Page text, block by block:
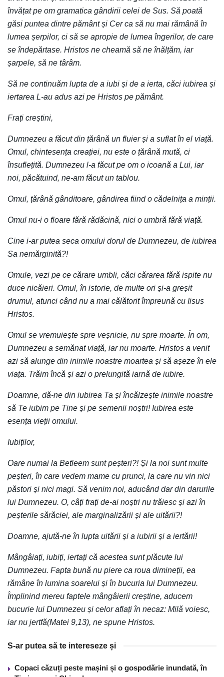
învățat pe om gramatica gândirii celei de Sus. Să poată
găsi puntea dintre pământ și Cer ca să nu mai rămână în
lumea șerpilor, ci să se apropie de lumea îngerilor, de care
se îndepărtase. Hristos ne cheamă să ne înălțăm, iar
șarpele, să ne târâm.
Să ne continuăm lupta de a iubi și de a ierta, căci iubirea și
iertarea L-au adus azi pe Hristos pe pământ.
Frați creștini,
Dumnezeu a făcut din țărână un fluier și a suflat în el viață.
Omul, chintesența creației, nu este o țărână mută, ci
însuflețită. Dumnezeu l-a făcut pe om o icoană a Lui, iar
noi, păcătuind, ne-am făcut un tablou.
Omul, țărână gânditoare, gândirea fiind o cădelnița a minții.
Omul nu-i o floare fără rădăcină, nici o umbră fără viață.
Cine i-ar putea seca omului dorul de Dumnezeu, de iubirea
Sa nemărginită?!
Omule, vezi pe ce cărare umbli, căci cărarea fără ispite nu
duce nicăieri. Omul, în istorie, de multe ori și-a greșit
drumul, atunci când nu a mai călătorit împreună cu Iisus
Hristos.
Omul se vremuiește spre veșnicie, nu spre moarte. În om,
Dumnezeu a semănat viață, iar nu moarte. Hristos a venit
azi să alunge din inimile noastre moartea și să așeze în ele
viața. Trăim încă și azi o prelungită iarnă de iubire.
Doamne, dă-ne din iubirea Ta și încălzește inimile noastre
să Te iubim pe Tine și pe semenii noștri! Iubirea este
esența vieții omului.
Iubiților,
Oare numai la Betleem sunt peșteri?! Și la noi sunt multe
peșteri, în care vedem mame cu prunci, la care nu vin nici
păstori și nici magi. Să venim noi, aducând dar din darurile
lui Dumnezeu. O, câți frați de-ai noștri nu trăiesc și azi în
peșterile sărăciei, ale marginalizării și ale uitării?!
Doamne, ajută-ne în lupta uitării și a iubirii și a iertării!
Mângâiați, iubiți, iertați că acestea sunt plăcute lui
Dumnezeu. Fapta bună nu piere ca roua dimineții, ea
rămâne în lumina soarelui și în bucuria lui Dumnezeu.
Împlinind mereu faptele mângâierii creștine, aducem
bucurie lui Dumnezeu și celor aflați în necaz: Milă voiesc,
iar nu jertfă(Matei 9,13), ne spune Hristos.
S-ar putea să te intereseze și
Copaci căzuți peste mașini și o gospodărie inundată, în